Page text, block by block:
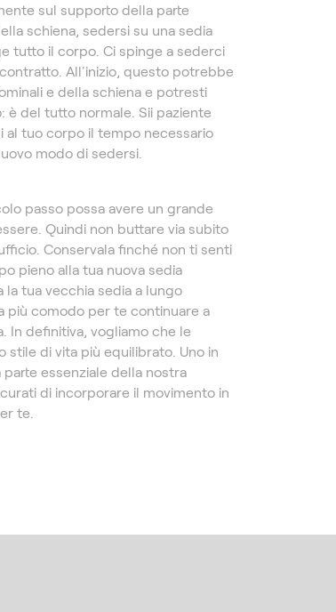
sul supporto della parte
schiena, sedersi su una sedia
tutto il corpo. Ci spinge a sederci
All'inizio, questo potrebbe
e della schiena e potresti
è del tutto normale. Sii paziente
al tuo corpo il tempo necessario
modo di sedersi.
passo possa avere un grande
Quindi non buttare via subito
Conservala finché non ti senti
pieno alla tua nuova sedia
la tua vecchia sedia a lungo
più comodo per te continuare a
In definitiva, vogliamo che le
stile di vita più equilibrato. Uno in
essenziale della nostra
di incorporare il movimento in
te.